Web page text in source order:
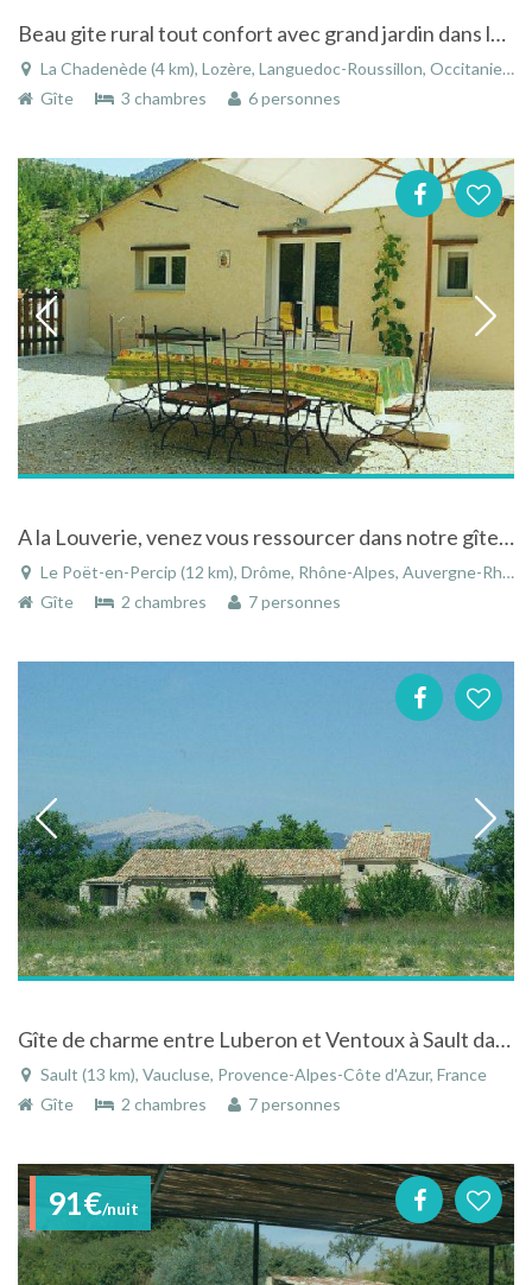
Beau gite rural tout confort avec grand jardin dans les Gorges du Tarn- Montbrun
La Chadenède (4 km), Lozère, Languedoc-Roussillon, Occitanie, France
Gîte
3 chambres 6 personnes
A la Louverie, venez vous ressourcer dans notre gîte au Poët en Percip
Le Poët-en-Percip (12 km), Drôme, Rhône-Alpes, Auvergne-Rhône-Alpes, France
Gîte
2 chambres 7 personnes
Gîte de charme entre Luberon et Ventoux à Sault dans le Vaucluse en Provence
Sault (13 km), Vaucluse, Provence-Alpes-Côte d'Azur, France
Gîte
2 chambres 7 personnes
91€/nuit